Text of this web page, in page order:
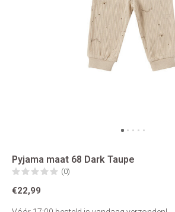
Pyjama maat 68 Dark Taupe
(0)
€22,99